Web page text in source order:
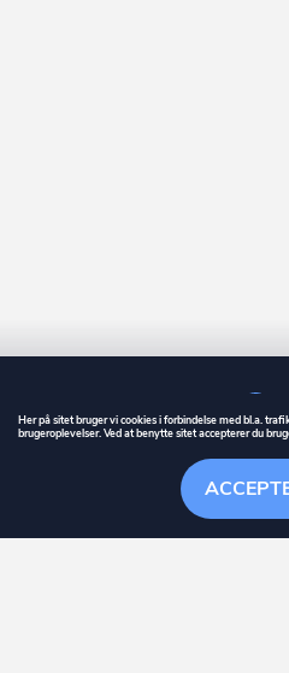
Søgehistorik
er et registreret varemærke
Stationsparken 26. 2.,
Her på sitet bruger vi cookies i forbindelse med bl.a.
brugeroplevelser. Ved at benytte sitet accepterer du